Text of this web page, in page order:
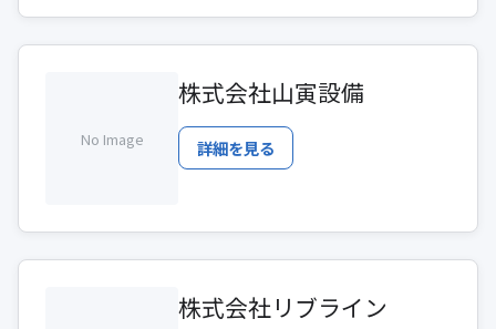
No Image
株式会社山寅設備
詳細を見る
株式会社リブライン